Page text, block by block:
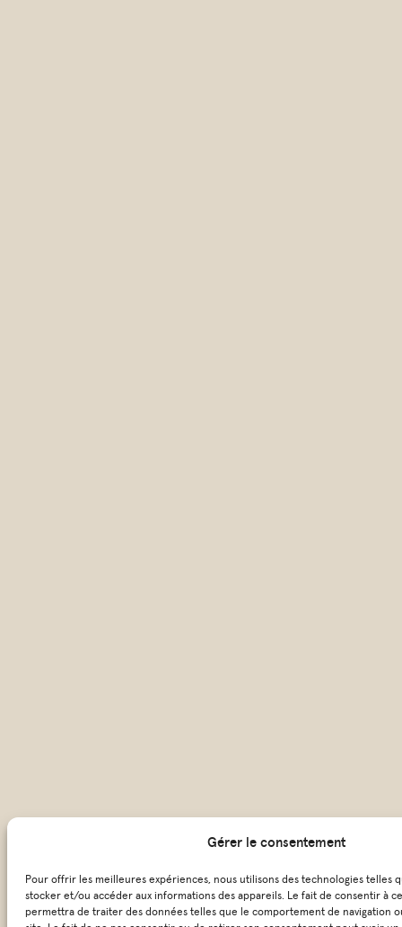
Gérer le consentement
Pour offrir les meilleures expériences, nous utilisons des technologies telles
stocker et/ou accéder aux informations des appareils. Le fait de consentir à
permettra de traiter des données telles que le comportement de navigation